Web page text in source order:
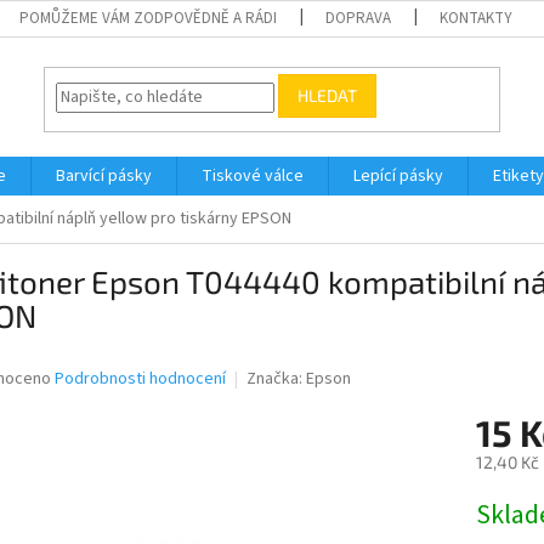
POMŮŽEME VÁM ZODPOVĚDNĚ A RÁDI DOPRAVA KONTAKTY
HLEDAT
Barvící pásky Tiskové válce Lepící pásky Etikety
náplň yellow pro tiskárny EPSON
Epson T044440 kompatibilní
Podrobnosti hodnocení Značka: Epson
15
12,40 Kč
cena: